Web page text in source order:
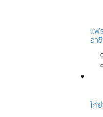
แฟ
อา
ไก่